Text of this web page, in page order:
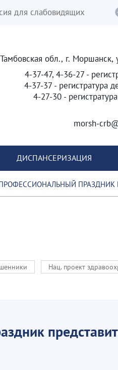
для слабовидящих
Тамбовская обл., г. Моршанск,
4-37-47, 4-36-27 -
4-37-37 - регистратура
4-27-30 -
morsh-
ДИСПАНСЕРИЗАЦИЯ
ПРЕДСТАВИТЕЛЕЙ ОДНОЙ ИЗ НАИБОЛЕЕ
Нац. проект